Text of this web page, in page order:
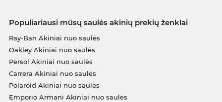
Populiariausi mūsų saulės akinių prekių ženklai
Ray-Ban Akiniai nuo saulės
Oakley Akiniai nuo saulės
Persol Akiniai nuo saulės
Carrera Akiniai nuo saulės
Polaroid Akiniai nuo saulės
Emporio Armani Akiniai nuo saulės